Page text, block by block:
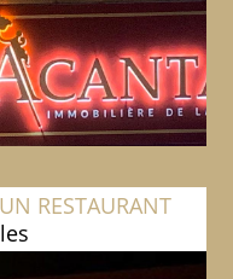
RESTAURANT